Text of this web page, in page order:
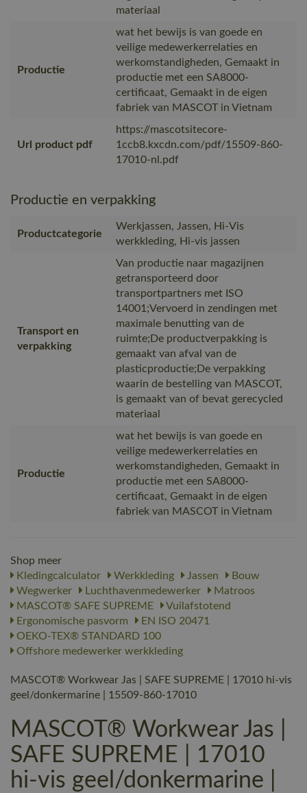
materiaal
Productie
wat het bewijs is van goede en
veilige medewerkerrelaties en
werkomstandigheden, Gemaakt in
productie met een SA8000-
certificaat, Gemaakt in de eigen
fabriek van MASCOT in Vietnam
Url product pdf
https://mascotsitecore-
1ccb8.kxcdn.com/pdf/15509-860-
17010-nl.pdf
Productie en verpakking
Productcategorie
Werkjassen, Jassen, Hi-Vis
werkkleding, Hi-vis jassen
Transport en
verpakking
Van productie naar magazijnen
getransporteerd door
transportpartners met ISO
14001;Vervoerd in zendingen met
maximale benutting van de
ruimte;De productverpakking is
gemaakt van afval van de
plasticproductie;De verpakking
waarin de bestelling van MASCOT,
is gemaakt van of bevat gerecycled
materiaal
Productie
wat het bewijs is van goede en
veilige medewerkerrelaties en
werkomstandigheden, Gemaakt in
productie met een SA8000-
certificaat, Gemaakt in de eigen
fabriek van MASCOT in Vietnam
Shop meer
Kledingcalculator
Werkkleding Jassen
Bouw
Wegwerker
Luchthavenmedewerker
Matroos
MASCOT® SAFE SUPREME
Vuilafstotend
Ergonomische pasvorm
EN ISO 20471
OEKO-TEX® STANDARD 100
Offshore medewerker werkkleding
MASCOT® Workwear Jas | SAFE SUPREME | 17010 hi-vis
geel/donkermarine | 15509-860-17010
MASCOT® Workwear Jas |
SAFE SUPREME | 17010
hi-vis geel/donkermarine |